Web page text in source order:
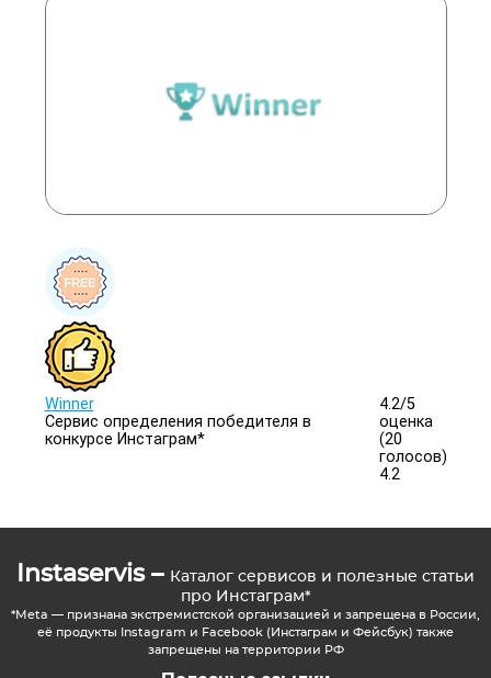
Winner
Сервис определения победителя в
конкурсе Инстаграм*
4.2/5
оценка
(20
голосов)
4.2
Instaservis – Каталог сервисов и полезные статьи
про Инстаграм*
*Meta — признана экстремистской организацией и запрещена в России,
её продукты Instagram и Facebook (Инстаграм и Фейсбук) также
запрещены на территории РФ